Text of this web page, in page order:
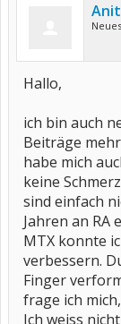
Hallo,
ich bin auch
Beiträge
habe mich
keine
sind einfach
Jahren an
MTX konnte
verbessern.
Finger
frage ich
Ich weiss